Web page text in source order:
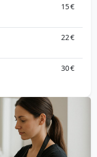
15 €
22 €
30 €